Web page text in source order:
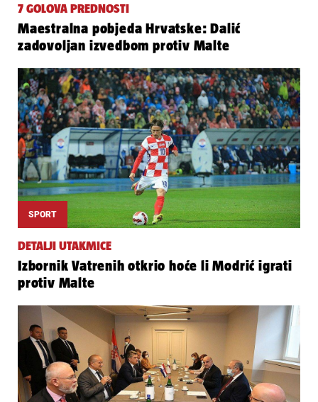
7 GOLOVA PREDNOSTI
Maestralna pobjeda Hrvatske: Dalić
zadovoljan izvedbom protiv Malte
SPORT
DETALJI UTAKMICE
Izbornik Vatrenih otkrio hoće li Modrić igrati
protiv Malte